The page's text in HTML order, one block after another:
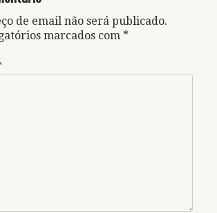
de email não será publicado.
marcados com *